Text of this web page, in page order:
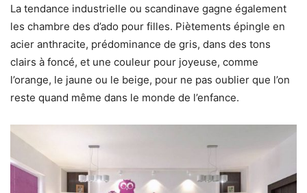
La tendance industrielle ou scandinave gagne également
les chambre des d’ado pour filles. Piètements épingle en
acier anthracite, prédominance de gris, dans des tons
clairs à foncé, et une couleur pour joyeuse, comme
l’orange, le jaune ou le beige, pour ne pas oublier que l’on
reste quand même dans le monde de l’enfance.